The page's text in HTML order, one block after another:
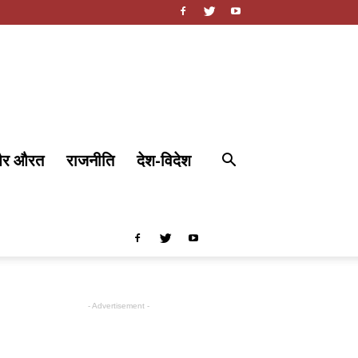
औरत राजनीति
देश-विदेश
- Advertisement -